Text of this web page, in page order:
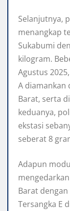
Selanjutnya,
menangkap
Sukabumi
kilogram.
Agustus
A diamankan
Barat, serta
keduanya,
ekstasi
seberat 8
Adapun
Barat
Tersangka E